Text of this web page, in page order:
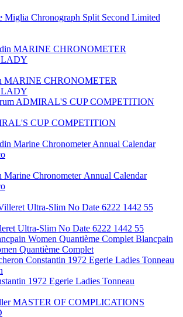
Chronograph Split Second Limited
MARINE CHRONOMETER
CUP COMPETITION
Chronometer Annual Calendar
Ultra-Slim No Date 6222 1442 55
Blancpain
Quantième Complet
1972 Egerie Ladies Tonneau